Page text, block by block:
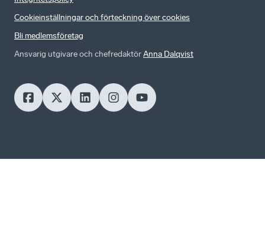
Cookieinställningar och förteckning över cookies
Bli medlemsföretag
Ansvarig utgivare och chefredaktörAnna Dalqvist